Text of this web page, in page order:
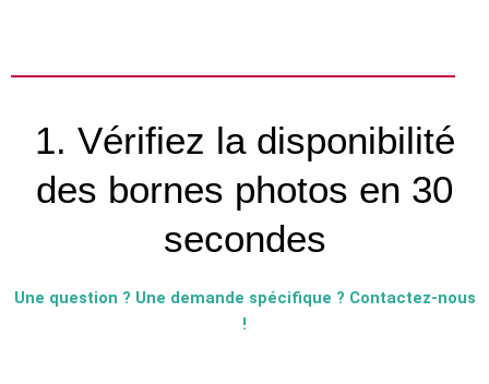
1. Vérifiez la disponibilité
des bornes photos en 30
secondes
Une question ? Une demande spécifique ? Contactez-nous
!